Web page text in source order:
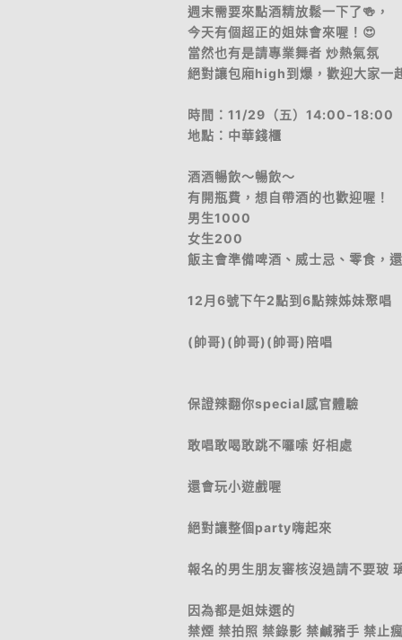
週末需要來點酒精放鬆一下了🍻，
今天有個超正的姐妹會來喔！😍
當然也有是請專業舞者 炒熱氣氛
絕對讓包廂high到爆，歡迎大家一
時間：11/29（五）14:00-18:00
地點：中華錢櫃
酒酒暢飲～暢飲～
有開瓶費，想自帶酒的也歡迎喔！
男生1000
女生200
飯主會準備啤酒、威士忌、零食，
12月6號下午2點到6點辣姊妹聚唱
(帥哥)(帥哥)(帥哥)陪唱
保證辣翻你special感官體驗
敢唱敢喝敢跳不囉嗦 好相處
還會玩小遊戲喔
絕對讓整個party嗨起來
報名的男生朋友審核沒過請不要玻
因為都是姐妹選的
禁煙 禁拍照 禁錄影 禁鹹豬手 禁止